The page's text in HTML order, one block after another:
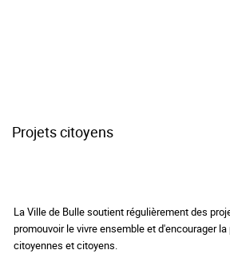
Projets citoyens
La Ville de Bulle soutient régulièrement des
promouvoir le vivre ensemble et d'encourager
citoyennes et citoyens.